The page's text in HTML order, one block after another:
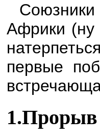
Африки (ну
первые